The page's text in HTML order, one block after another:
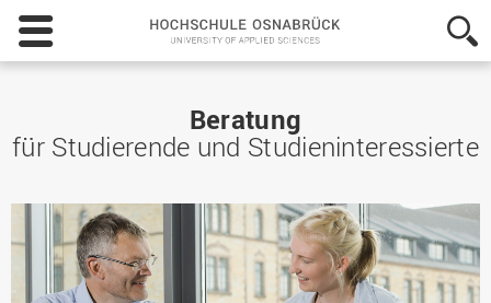
Hochschule
Osnabrück
-
Sciences
Beratung
für Studierende und Studieninteressierte